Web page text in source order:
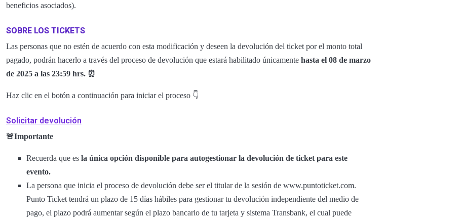
beneficios asociados).
SOBRE LOS TICKETS
Las personas que no estén de acuerdo con esta modificación y deseen la devolución del ticket por el monto total
pagado, podrán hacerlo a través del proceso de devolución que estará habilitado únicamente hasta el 08 de marzo
de 2025 a las 23:59 hrs. ⏰
Haz clic en el botón a continuación para iniciar el proceso 👇
Solicitar devolución
🚨Importante
Recuerda que es la única opción disponible para autogestionar la devolución de ticket para este
evento.
La persona que inicia el proceso de devolución debe ser el titular de la sesión de www.puntoticket.com.
Punto Ticket tendrá un plazo de 15 días hábiles para gestionar tu devolución independiente del medio de
pago, el plazo podrá aumentar según el plazo bancario de tu tarjeta y sistema Transbank, el cual puede